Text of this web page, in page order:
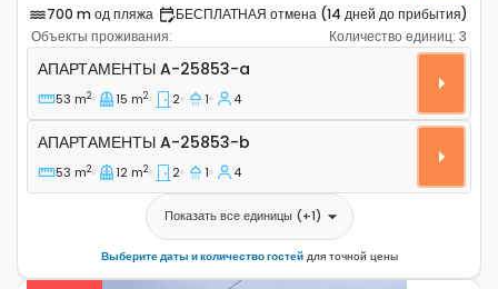
700 m од пляжа
БЕСПЛАТНАЯ отмена (14 дней до прибытия)
Объекты проживания:
Количество единиц: 3
Двухкомнатные апартаменты Шибеник - Šibenik A-
АПАРТАМЕНТЫ A-25853-a
53 m2 15 m2 2 1 4
Апартаменты A-25853-b
АПАРТАМЕНТЫ A-25853-b
53 m2 12 m2 2 1 4
Показать все единицы(+1)
Выберите даты и количество гостейдля точной цены